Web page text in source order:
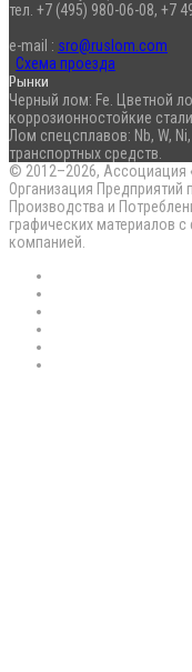
тел. +7 (495) 980-06-08, +7
e-mail : sro@ruslom.com
Схема проезда
Рынки
Черный лом: Fe. Цветной
коррозионностойкие
Лом спецсплавов: Nb, W,
транспортных средств.
© 2012–2026, Ассоциация
Организация
Производства и
графических материалов
компанией.